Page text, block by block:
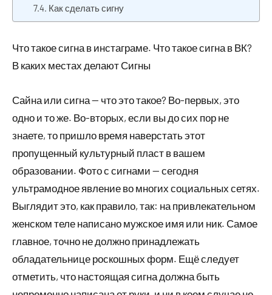
Как сделать сигну
Что такое сигна в инстаграме. Что такое сигна в ВК?
В каких местах делают Сигны
Сайна или сигна — что это такое? Во-первых, это
одно и то же. Во-вторых, если вы до сих пор не
знаете, то пришло время наверстать этот
пропущенный культурный пласт в вашем
образовании. Фото с сигнами — сегодня
ультрамодное явление во многих социальных сетях.
Выглядит это, как правило, так: на привлекательном
женском теле написано мужское имя или ник. Самое
главное, точно не должно принадлежать
обладательнице роскошных форм. Ещё следует
отметить, что настоящая сигна должна быть